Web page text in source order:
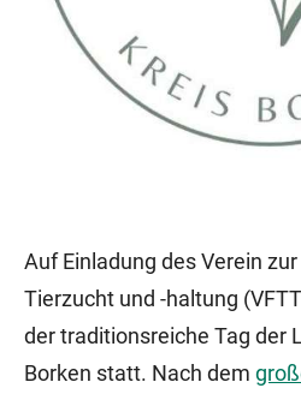
Auf Einladung des Verein
Tierzucht und -haltung
der traditionsreiche Tag der
Borken statt. Nach dem